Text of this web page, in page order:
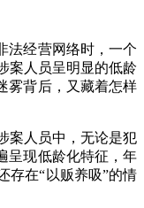
经营网络时，一个
案人员呈明显的低龄
雾背后，又藏着怎样
人员中，无论是犯
呈现低龄化特征，年
存在“以贩养吸”的情